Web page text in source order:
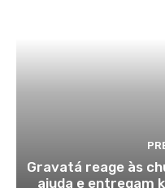
Gravatá reage às
ajuda e entregam